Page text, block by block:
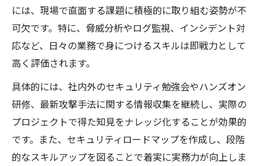
には、現場で直面する課題に積極的に取り組む姿勢が不
可欠です。特に、脅威分析やログ監視、インシデント対
応など、日々の業務で身につけるスキルは即戦力として
高く評価されます。
具体的には、社内外のセキュリティ勉強会やハンズオン
研修、最新攻撃手法に関する情報収集を継続し、実際の
プロジェクトで得た知見をナレッジ化することが効果的
です。また、セキュリティロードマップを作成し、段階
的なスキルアップを図ることで着実に実務力が向上しま